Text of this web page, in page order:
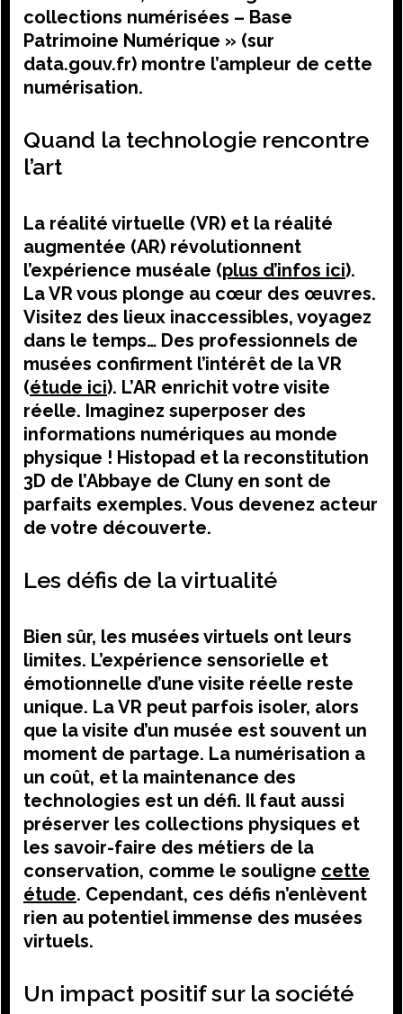
collections numérisées – Base
Patrimoine Numérique » (sur
data.gouv.fr) montre l’ampleur de cette
numérisation.
Quand la technologie rencontre
l’art
La réalité virtuelle (VR) et la réalité
augmentée (AR) révolutionnent
l’expérience muséale (plus d’infos ici).
La VR vous plonge au cœur des œuvres.
Visitez des lieux inaccessibles, voyagez
dans le temps… Des professionnels de
musées confirment l’intérêt de la VR
(étude ici). L’AR enrichit votre visite
réelle. Imaginez superposer des
informations numériques au monde
physique ! Histopad et la reconstitution
3D de l’Abbaye de Cluny en sont de
parfaits exemples. Vous devenez acteur
de votre découverte.
Les défis de la virtualité
Bien sûr, les musées virtuels ont leurs
limites. L’expérience sensorielle et
émotionnelle d’une visite réelle reste
unique. La VR peut parfois isoler, alors
que la visite d’un musée est souvent un
moment de partage. La numérisation a
un coût, et la maintenance des
technologies est un défi. Il faut aussi
préserver les collections physiques et
les savoir-faire des métiers de la
conservation, comme le souligne cette
étude. Cependant, ces défis n’enlèvent
rien au potentiel immense des musées
virtuels.
Un impact positif sur la société